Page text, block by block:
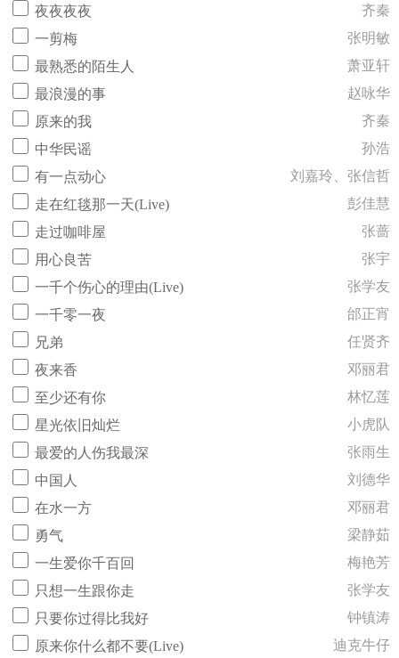
夜夜夜夜
齐秦
一剪梅
张明敏
最熟悉的陌生人
萧亚轩
最浪漫的事
赵咏华
原来的我
齐秦
中华民谣
孙浩
有一点动心
刘嘉玲、张信哲
走在红毯那一天(Live)
彭佳慧
走过咖啡屋
张蔷
用心良苦
张宇
一千个伤心的理由(Live)
张学友
一千零一夜
邰正宵
兄弟
任贤齐
夜来香
邓丽君
至少还有你
林忆莲
星光依旧灿烂
小虎队
最爱的人伤我最深
张雨生
中国人
刘德华
在水一方
邓丽君
勇气
梁静茹
一生爱你千百回
梅艳芳
只想一生跟你走
张学友
只要你过得比我好
钟镇涛
原来你什么都不要(Live)
迪克牛仔